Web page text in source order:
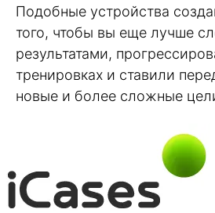
Подобные устройства
того, чтобы вы еще лучше
результатами,
тренировках и ставили
новые и более сложные